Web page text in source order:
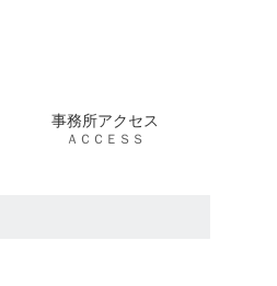
事務所アクセス
ＡＣＣＥＳＳ